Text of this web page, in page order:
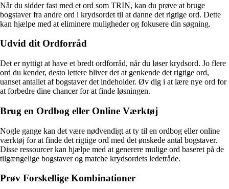
Når du sidder fast med et ord som TRIN, kan du prøve at bruge
bogstaver fra andre ord i krydsordet til at danne det rigtige ord. Dette
kan hjælpe med at eliminere muligheder og fokusere din søgning.
Udvid dit Ordforråd
Det er nyttigt at have et bredt ordforråd, når du løser krydsord. Jo flere
ord du kender, desto lettere bliver det at genkende det rigtige ord,
uanset antallet af bogstaver det indeholder. Øv dig i at lære nye ord for
at forbedre dine chancer for at finde løsningen.
Brug en Ordbog eller Online Værktøj
Nogle gange kan det være nødvendigt at ty til en ordbog eller online
værktøj for at finde det rigtige ord med det ønskede antal bogstaver.
Disse ressourcer kan hjælpe med at generere mulige ord baseret på de
tilgængelige bogstaver og matche krydsordets ledetråde.
Prøv Forskellige Kombinationer